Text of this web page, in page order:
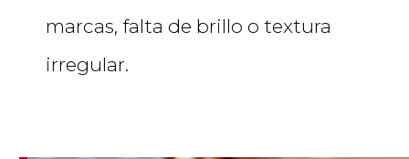
marcas, falta de brillo o textura
irregular.